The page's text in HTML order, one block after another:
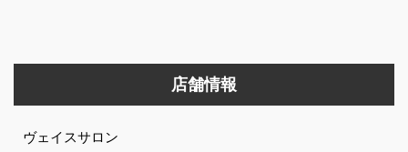
店舗情報
ヴェイスサロン